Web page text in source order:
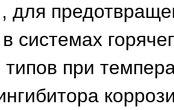
для
системах
типов при